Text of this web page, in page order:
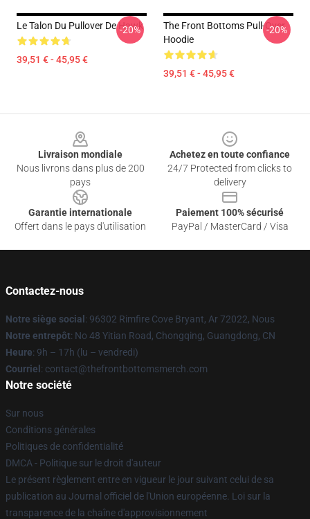
Le Talon Du Pullover De Hawk
39,51 € - 45,95 €
-20%
The Front Bottoms Pull-Over
Hoodie
39,51 € - 45,95 €
-20%
Livraison mondiale
Nous livrons dans plus de 200
pays
Achetez en toute confiance
24/7 Protected from clicks to
delivery
Garantie internationale
Offert dans le pays d'utilisation
Paiement 100% sécurisé
PayPal / MasterCard / Visa
Contactez-nous
Notre siège social : 96302 Rimfire Cove Bryant, Ar 72022, Nous
Notre entrepôt: No 48 Yitian Road, Chongqing, Guangdong, CN
Heure: 9h – 17h (lu – vendredi)
Courriel : contact@thefrontbottomsmerch.com
Notre société
Sur nous
Conditions générales
Politiques de confidentialité
DMCA - Politique sur le droit d'auteur
Le présent règlement entre en vigueur le jour suivant celui de sa
publication au Journal officiel de l'Union européenne. Loi sur la
transparence de la chaîne d'approvisionnement